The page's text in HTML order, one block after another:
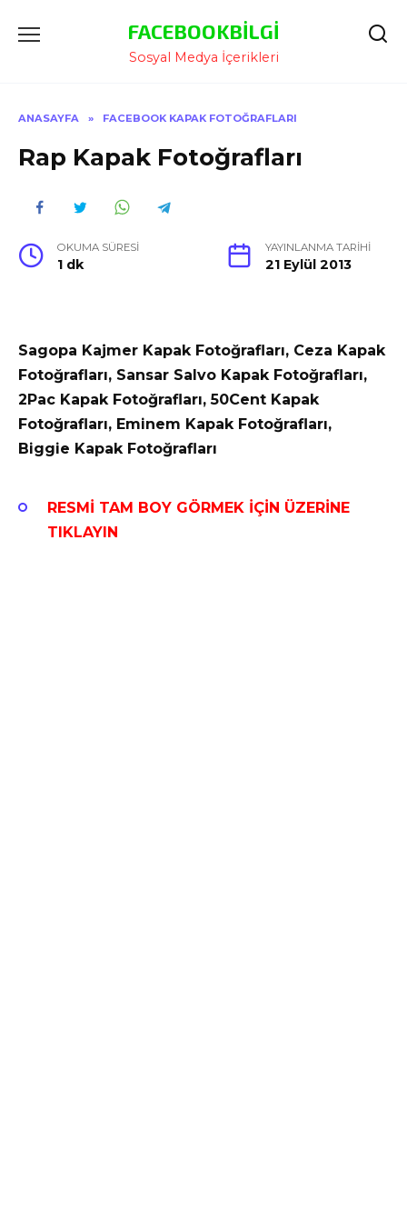
Atla
FACEBOOKBILGI
Sosyal Medya İçerikleri
ANASAYFA » FACEBOOK KAPAK FOTOĞRAFLARI
Rap Kapak Fotoğrafları
OKUMA SÜRESI
1 dk
YAYINLANMA TARIHI
21 Eylül 2013
Sagopa Kajmer Kapak Fotoğrafları, Ceza Kapak
Fotoğrafları, Sansar Salvo Kapak Fotoğrafları,
2Pac Kapak Fotoğrafları, 50Cent Kapak
Fotoğrafları, Eminem Kapak Fotoğrafları,
Biggie Kapak Fotoğrafları
RESMİ TAM BOY GÖRMEK İÇİN ÜZERİNE
TIKLAYIN